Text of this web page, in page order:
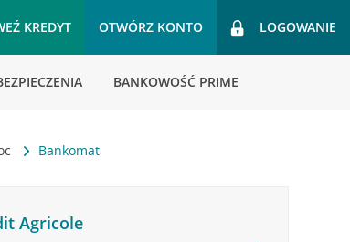
KREDYT OTWÓRZ KONTO LOGOWANIE
BANKOWOŚĆ PRIME
Bankomat
Agricole